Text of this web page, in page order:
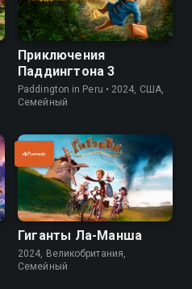
Приключения
Паддингтона 3
Paddington in Peru • 2024, США,
Семейный
Гиганты Ла-Манша
2024, Великобритания,
Семейный